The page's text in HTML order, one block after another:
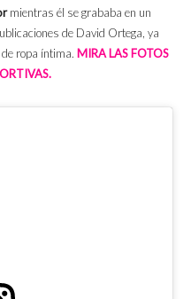
mientras él se grababa en un
de David Ortega, ya
ropa íntima. MIRA LAS FOTOS